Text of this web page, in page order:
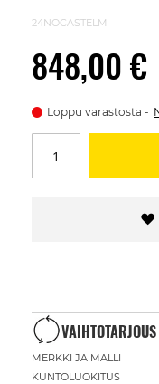
24NOCASTELM
848,00 €
Loppu varastosta
MERKKI JA MALLI
KUNTOLUOKITUS